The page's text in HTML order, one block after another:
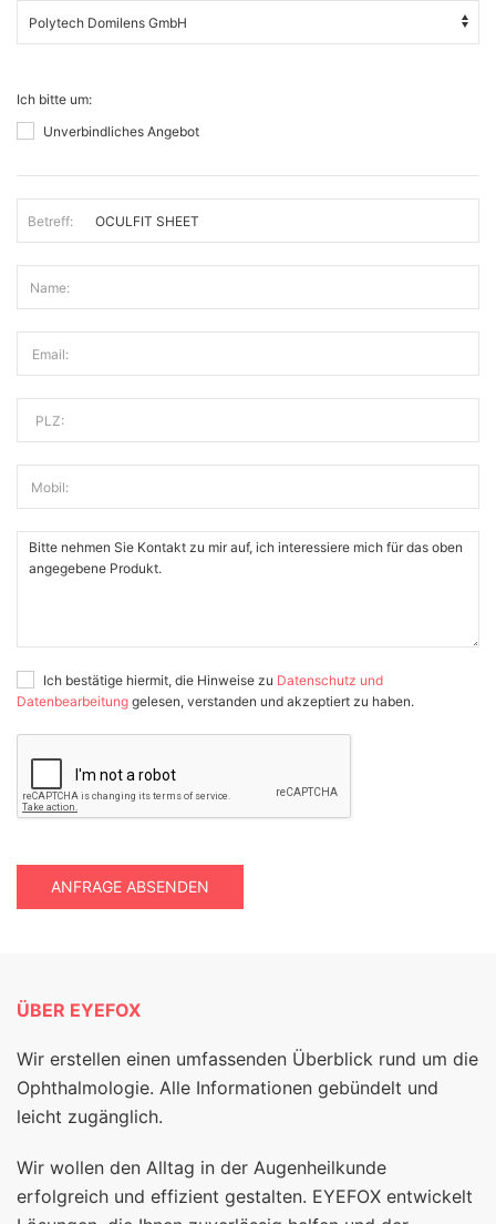
Ich bitte um:
Unverbindliches Angebot
Betreff:
Name:
Email:
PLZ:
Mobil:
Ich bestätige hiermit, die Hinweise zu Datenschutz und
Datenbearbeitung gelesen, verstanden und akzeptiert zu haben.
ANFRAGE ABSENDEN
ÜBER EYEFOX
Wir erstellen einen umfassenden Überblick rund um die
Ophthalmologie. Alle Informationen gebündelt und
leicht zugänglich.
Wir wollen den Alltag in der Augenheilkunde
erfolgreich und effizient gestalten. EYEFOX entwickelt